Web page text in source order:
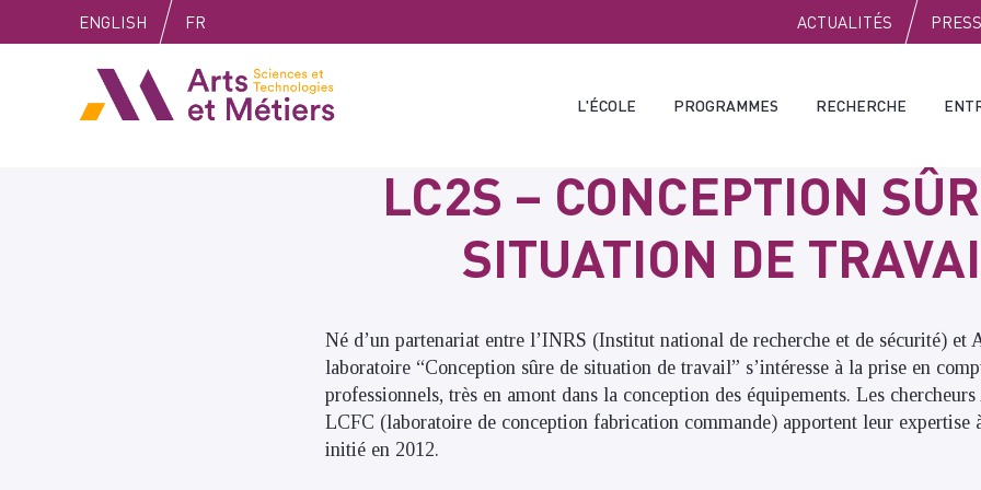
to
to
to
ENGLISH FR PUBLIC
ACTUALITÉS
Arts et métiers
L'ÉCOLE PROGRAMMES RECHERCHE
LC2S – CONCEPTION
SITUATION DE
Né d’un partenariat entre l’INRS (Institut national de recherche et de sécurité) et
laboratoire “Conception sûre de situation de travail” s’intéresse à la prise en
professionnels, très en amont dans la conception des équipements. Les
LCFC (laboratoire de conception fabrication commande) apportent leur expertise
initié en 2012.